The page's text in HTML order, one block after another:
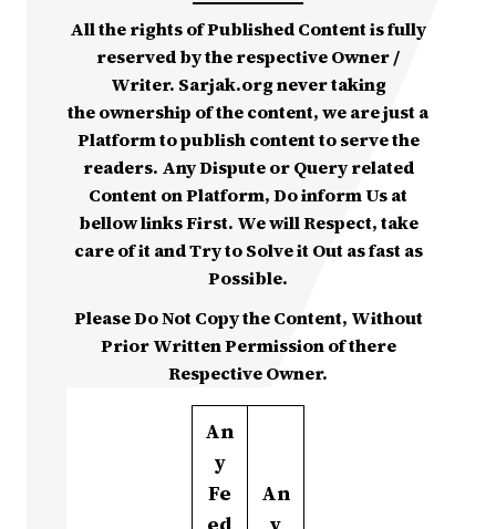
All the rights of Published Content is fully
reserved by the respective Owner /
Writer. Sarjak.org never taking
the ownership of the content, we are just a
Platform to publish content to serve the
readers. Any Dispute or Query related
Content on Platform, Do inform Us at
bellow links First. We will Respect, take
care of it and Try to Solve it Out as fast as
Possible.
Please Do Not Copy the Content, Without
Prior Written Permission of there
Respective Owner.
An
y
Fe
An